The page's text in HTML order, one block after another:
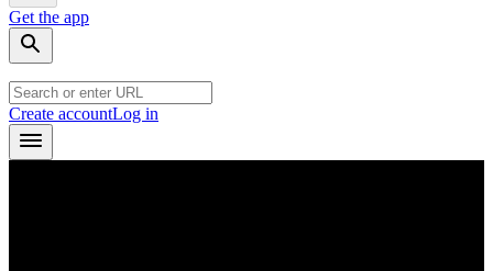
Get the app
Create accountLog in